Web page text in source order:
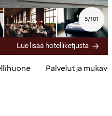
5/101
Lue lisää hotelliketjusta
Palvelut ja